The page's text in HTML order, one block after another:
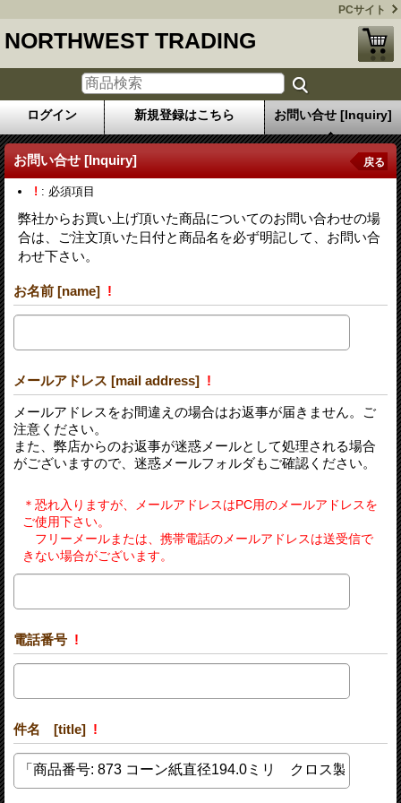
PCサイト
NORTHWEST TRADING
ログイン 新規登録はこちら お問い合せ [Inquiry]
お問い合せ [Inquiry] 戻る
! : 必須項目
弊社からお買い上げ頂いた商品についてのお問い合わせの場
合は、ご注文頂いた日付と商品名を必ず明記して、お問い合
わせ下さい。
お名前 [name] !
メールアドレス [mail address] !
メールアドレスをお間違えの場合はお返事が届きません。ご
注意ください。
また、弊店からのお返事が迷惑メールとして処理される場合
がございますので、迷惑メールフォルダもご確認ください。
＊恐れ入りますが、メールアドレスはPC用のメールアドレスを
ご使用下さい。
フリーメールまたは、携帯電話のメールアドレスは送受信で
きない場合がございます。
電話番号 !
件名 [title] !